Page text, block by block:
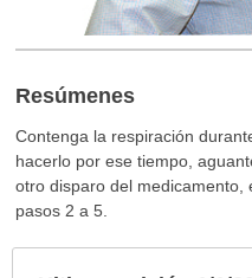
Resúmenes
Contenga la respiración
hacerlo por ese tiempo,
otro disparo del medicamento,
pasos 2 a 5.